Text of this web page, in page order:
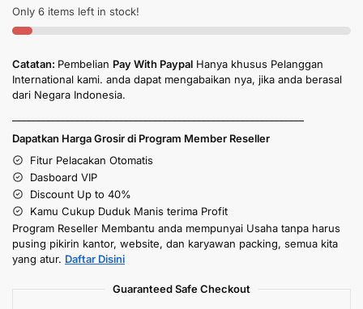
Only 6 items left in stock!
Catatan: Pembelian Pay With Paypal Hanya khusus Pelanggan
International kami. anda dapat mengabaikan nya, jika anda berasal
dari Negara Indonesia.
Dapatkan Harga Grosir di Program Member Reseller
Fitur Pelacakan Otomatis
Dasboard VIP
Discount Up to 40%
Kamu Cukup Duduk Manis terima Profit
Program Reseller Membantu anda mempunyai Usaha tanpa harus
pusing pikirin kantor, website, dan karyawan packing, semua kita
yang atur. Daftar Disini
Guaranteed Safe Checkout